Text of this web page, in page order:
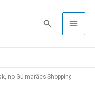
Pesquisa
no Guimarães Shopping